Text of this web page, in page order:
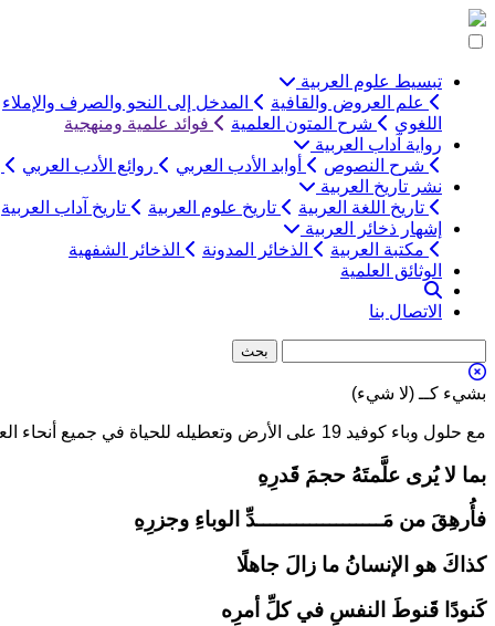
التخطي
إلى
تبسيط علوم العربية
علم العروض والقافية
المدخل إلى النحو والصرف والإملاء
اللغوي
شرح المتون العلمية
فوائد علمية ومنهجية
رواية آداب العربية
شرح النصوص
أوابد الأدب العربي روائع الأدب العربي
نشر تاريخ العربية
تاريخ اللغة العربية
تاريخ علوم العربية تاريخ آداب العربية
إشهار ذخائر العربية
مكتبة العربية
الذخائر المدونة
الذخائر الشفهية
الوثائق العلمية
الاتصال بنا
بشيء كــ (لا شيء)
مع حلول وباء كوفيد 19 على الأرض وتعطيله للحياة في جميع أنحاء العالم
بما لا يُرى علَّمتَهُ حجمَ قَدرِهِ
فأُرهِقَ من مَـــــــــــــــــــدِّ الوباءِ وجزرِهِ
كذاكَ هو الإنسانُ ما زالَ جاهلًا
كَنودًا قَنوطَ النفسِ في كلِّ أمرِه